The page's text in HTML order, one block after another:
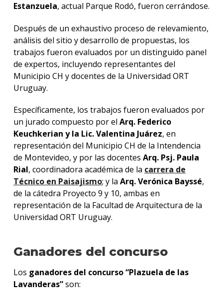
Estanzuela, actual Parque Rodó, fueron cerrándose.
Después de un exhaustivo proceso de relevamiento,
análisis del sitio y desarrollo de propuestas, los
trabajos fueron evaluados por un distinguido panel
de expertos, incluyendo representantes del
Municipio CH y docentes de la Universidad ORT
Uruguay.
Específicamente, los trabajos fueron evaluados por
un jurado compuesto por el Arq. Federico
Keuchkerian y la Lic. Valentina Juárez, en
representación del Municipio CH de la Intendencia
de Montevideo, y por las docentes Arq. Psj. Paula
Rial, coordinadora académica de la carrera de
Técnico en Paisajismo; y la Arq. Verónica Bayssé,
de la cátedra Proyecto 9 y 10, ambas en
representación de la Facultad de Arquitectura de la
Universidad ORT Uruguay.
Ganadores del concurso
Los ganadores del concurso “Plazuela de las
Lavanderas”son: